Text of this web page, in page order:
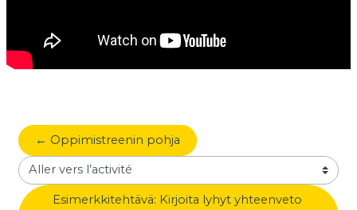
← Oppimistreenin pohja
Aller vers l’activité
Esimerkkitehtävä: Kirjoita lyhyt yhteenveto